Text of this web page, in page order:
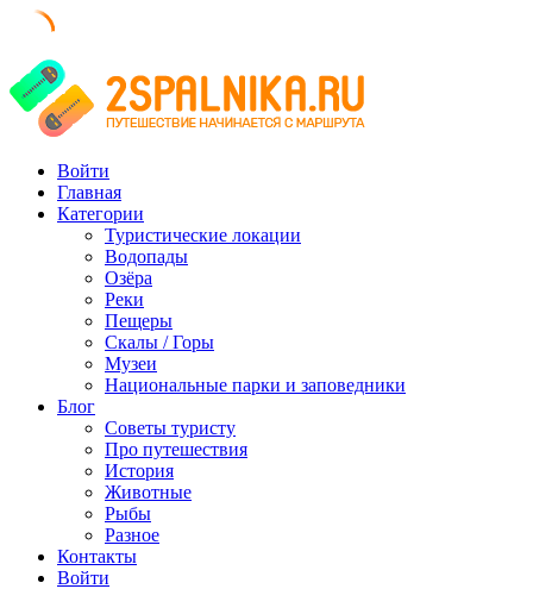
Skip
to
content
Войти
Главная
Категории
Туристические локации
Водопады
Озёра
Реки
Пещеры
Скалы / Горы
Музеи
Национальные парки и заповедники
Блог
Советы туристу
Про путешествия
История
Животные
Рыбы
Разное
Контакты
Войти